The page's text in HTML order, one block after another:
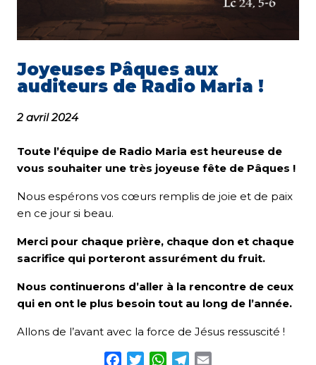
Joyeuses Pâques aux
auditeurs de Radio Maria !
2 avril 2024
Toute l’équipe de Radio Maria est heureuse de
vous souhaiter une très joyeuse fête de Pâques !
Nous espérons vos cœurs remplis de joie et de paix
en ce jour si beau.
Merci pour chaque prière, chaque don et chaque
sacrifice qui porteront assurément du fruit.
Nous continuerons d’aller à la rencontre de ceux
qui en ont le plus besoin tout au long de l’année.
Allons de l’avant avec la force de Jésus ressuscité !
Facebook
TwitterWhatsApp
Telegram